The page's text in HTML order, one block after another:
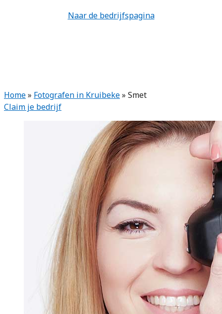
Naar de bedrijfspagina
Home» Fotografen in Kruibeke» Smet
Claim je bedrijf